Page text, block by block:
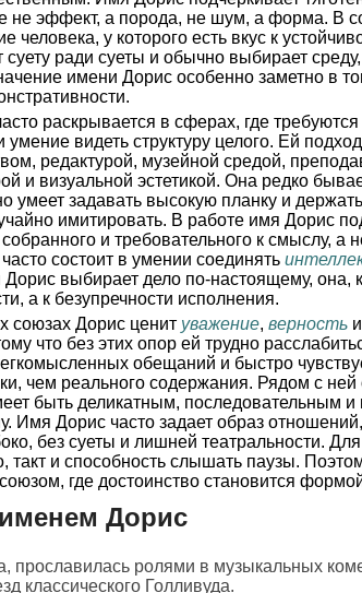
не эффект, а порода, не шум, а форма. В
у которого есть вкус к
ради суеты и обычно выбирает
имени Дорис особенно заметно в
раскрывается в сферах, где требуются
умение видеть структуру целого. Ей
редактурой, музейной средой,
и визуальной эстетикой. Она редко
умеет задавать высокую планку и
имитировать. В работе имя Дорис
и требовательного к смыслу, а
состоит в умении соединять
выбирает дело по-настоящему, она,
а к безупречности исполнения.
союзах Дорис ценит уважение, верность и
что без этих опор ей трудно
обещаний и быстро
чем реального содержания. Рядом с ней
быть деликатным, последовательным и
Имя Дорис часто задает образ отношений,
без суеты и лишней театральности.
такт и способность слышать паузы.
где достоинство становится
Дорис
прославилась ролями в музыкальных
классического Голливуда.